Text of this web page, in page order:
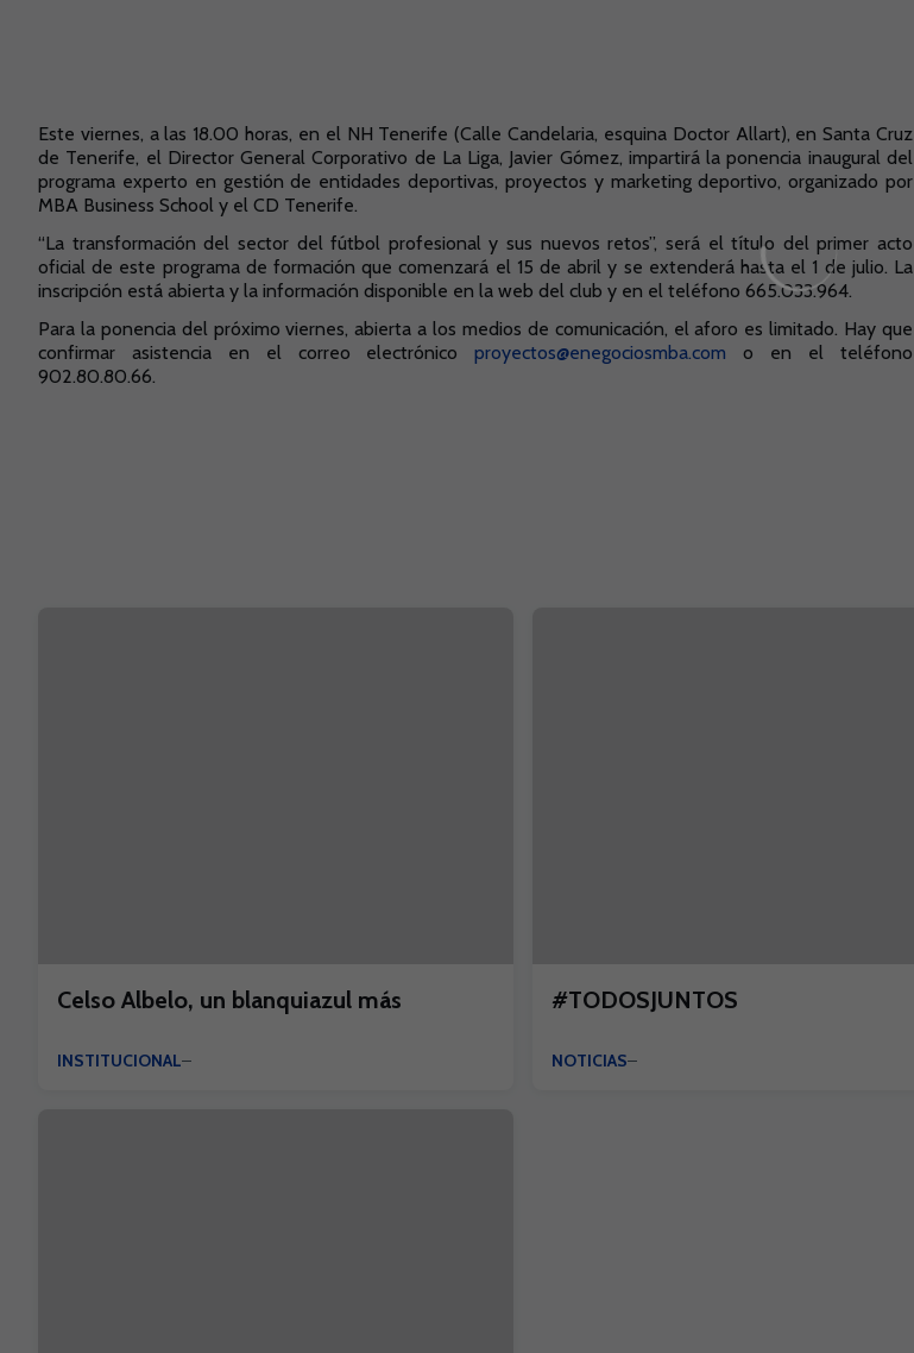
Este viernes, a las 18.00 horas, en el NH Tenerife (Calle Candelaria, esquina Doctor Allart), en Santa Cruz
de Tenerife, el Director General Corporativo de La Liga, Javier Gómez, impartirá la ponencia inaugural del
programa experto en gestión de entidades deportivas, proyectos y marketing deportivo, organizado por
MBA Business School y el CD Tenerife.
“La transformación del sector del fútbol profesional y sus nuevos retos”, será el título del primer acto
oficial de este programa de formación que comenzará el 15 de abril y se extenderá hasta el 1 de julio. La
inscripción está abierta y la información disponible en la web del club y en el teléfono 665.033.964.
Para la ponencia del próximo viernes, abierta a los medios de comunicación, el aforo es limitado. Hay que
confirmar asistencia en el correo electrónicoproyectos@enegociosmba.com o en el teléfono
902.80.80.66.
Celso Albelo, un blanquiazul más
INSTITUCIONAL
#TODOSJUNTOS
NOTICIAS